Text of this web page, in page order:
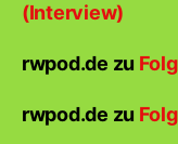
(Interview)
rwpod.de zu
rwpod.de zu